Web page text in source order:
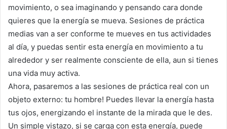
movimiento, o sea imaginando y pensando cara donde
quieres que la energía se mueva. Sesiones de práctica
medias van a ser conforme te mueves en tus actividades
al día, y puedas sentir esta energía en movimiento a tu
alrededor y ser realmente consciente de ella, aun si tienes
una vida muy activa.
Ahora, pasaremos a las sesiones de práctica real con un
objeto externo: tu hombre! Puedes llevar la energía hasta
tus ojos, energizando el instante de la mirada que le des.
Un simple vistazo, si se carga con esta energía, puede